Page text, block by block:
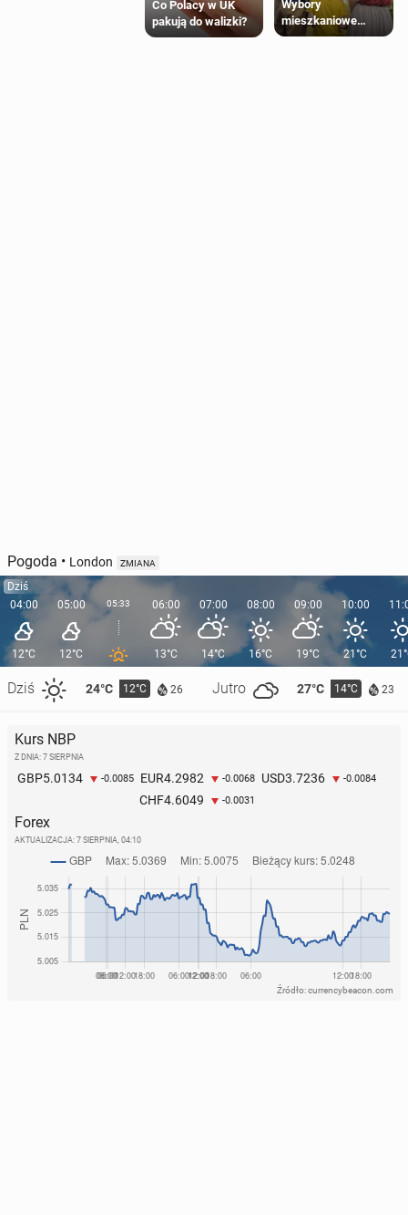
Co Polacy w UK
pakują do walizki?
Wybory
mieszkaniowe
Polaków 2025
Pogoda • London ZMIANA
Dziś
04:00
12°C
Dziś 24°C 12°C 26 Jutro 27°C 14°C 23
05:00
12°C
05:33 06:00
13°C
07:00
14°C
08:00
16°C
09:00
19°C
10:00
21°C
Kurs NBP
Z DNIA: 7 SIERPNIA
GBP5.0134 -0.0085 EUR4.2982 -0.0068 USD3.7236 -0.0084
CHF4.6049 -0.0031
Forex
AKTUALIZACJA: 7 SIERPNIA, 04:10
Źródło: currencybeacon.com